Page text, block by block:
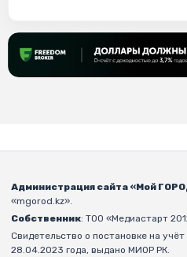
Администрация сайта «Мой
«mgorod.kz».
Собственник: ТОО «Медиастарт
Свидетельство о постановке на
28.04.2023 года, выдано МИОР РК.